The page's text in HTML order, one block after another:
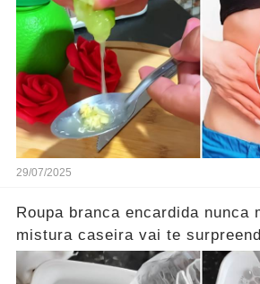
29/07/2025
Roupa branca encardida nunca
mistura caseira vai te
barata e funciona mesmo!